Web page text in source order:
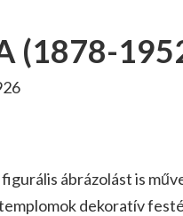
(1878-
ábrázolást is
dekoratív